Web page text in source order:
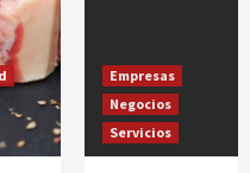
Empresas
Negocios
Servicios